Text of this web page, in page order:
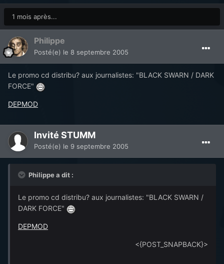
1 mois après...
Philippe
Posté(e) le 8 septembre 2005
Le promo cd distribu? aux journalistes: "BLACK SWARN / DARK
FORCE"
DEPMOD
Invité STUMM
Posté(e) le 9 septembre 2005
Philippe a dit :
Le promo cd distribu? aux journalistes: "BLACK SWARN /
DARK FORCE"
DEPMOD
<{POST_SNAPBACK}>